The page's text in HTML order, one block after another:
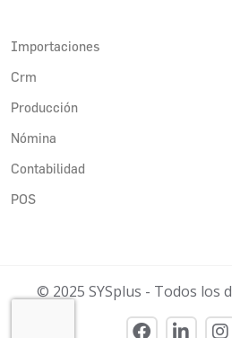
Importaciones
Crm
Producción
Nómina
Contabilidad
POS
© 2025 SYSplus - Todos los